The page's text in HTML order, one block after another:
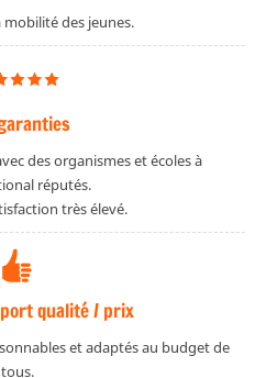
mobilité des jeunes.
des organismes et écoles à
réputés.
très élevé.
qualité / prix
et adaptés au budget de
tous.